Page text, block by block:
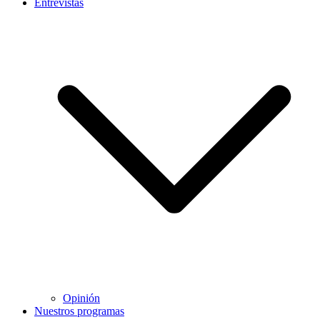
Entrevistas
Opinión
Nuestros programas